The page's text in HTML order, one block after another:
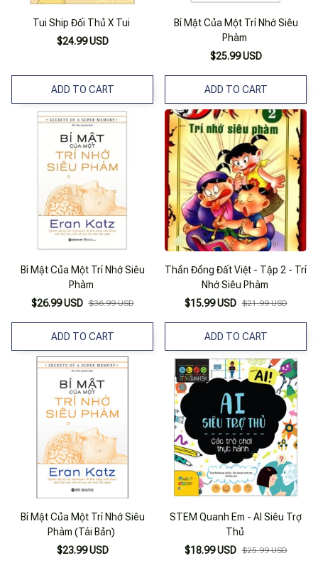
Tui Ship Đối Thủ X Tui
$24.99 USD
ADD TO CART
Bí Mật Của Một Trí Nhớ Siêu
Phàm
$25.99 USD
ADD TO CART
Bí Mật Của Một Trí Nhớ Siêu
Phàm
$26.99 USD $36.99 USD
ADD TO CART
Thần Đồng Đất Việt - Tập 2 - Trí
Nhớ Siêu Phàm
$15.99 USD $21.99 USD
ADD TO CART
Bí Mật Của Một Trí Nhớ Siêu
Phàm (Tái Bản)
$23.99 USD
STEM Quanh Em - AI Siêu Trợ
Thủ
$18.99 USD $25.99 USD